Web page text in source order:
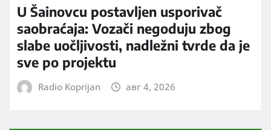
U Šainovcu postavljen usporivač
saobraćaja: Vozači negoduju zbog
slabe uočljivosti, nadležni tvrde da je
sve po projektu
Radio Koprijan авг 4, 2026